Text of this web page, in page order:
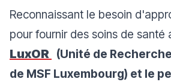
Reconnaissant le besoin
pour fournir des soins de santé
LuxOR (Unité de
de MSF Luxembourg) et le